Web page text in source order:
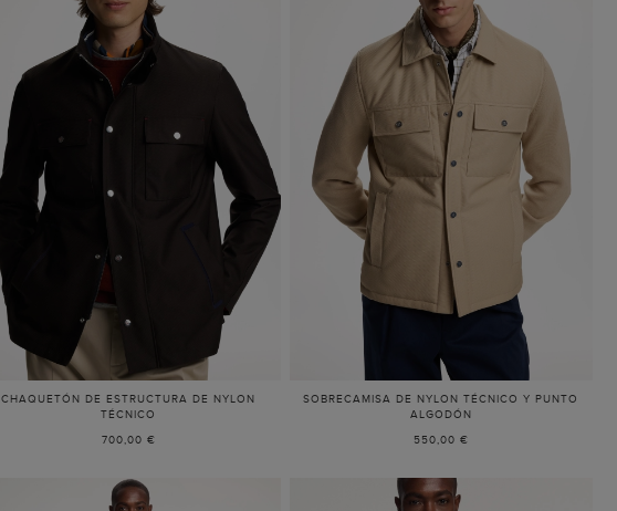
CHAQUETÓN DE ESTRUCTURA DE NYLON
TÉCNICO
700,00 €
SOBRECAMISA DE NYLON TÉCNICO Y PUNTO
ALGODÓN
550,00 €